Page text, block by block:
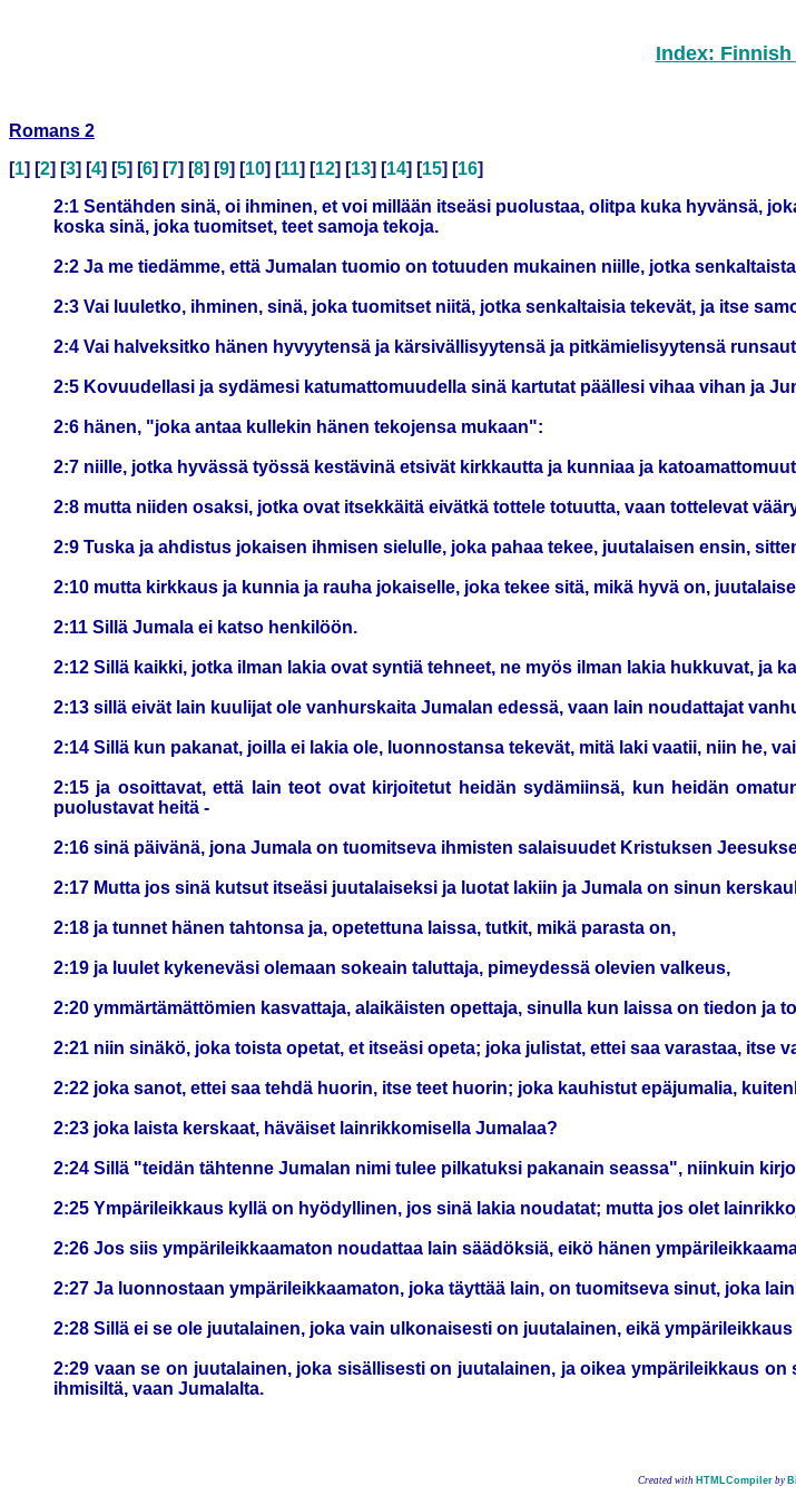
Index: Finnish
Romans 2
[1] [2] [3] [4] [5] [6] [7] [8] [9] [10] [11] [12] [13] [14] [15] [16]
2:1 Sentähden sinä, oi ihminen, et voi millään itseäsi puolustaa, olitpa kuka hyvänsä,
koska sinä, joka tuomitset, teet samoja tekoja.
2:2 Ja me tiedämme, että Jumalan tuomio on totuuden mukainen niille, jotka
2:3 Vai luuletko, ihminen, sinä, joka tuomitset niitä, jotka senkaltaisia tekevät, ja itse
2:4 Vai halveksitko hänen hyvyytensä ja kärsivällisyytensä ja pitkämielisyytensä
2:5 Kovuudellasi ja sydämesi katumattomuudella sinä kartutat päällesi vihaa vihan ja
2:6 hänen, "joka antaa kullekin hänen tekojensa mukaan":
2:7 niille, jotka hyvässä työssä kestävinä etsivät kirkkautta ja kunniaa ja
2:8 mutta niiden osaksi, jotka ovat itsekkäitä eivätkä tottele totuutta, vaan tottelevat
2:9 Tuska ja ahdistus jokaisen ihmisen sielulle, joka pahaa tekee, juutalaisen ensin,
2:10 mutta kirkkaus ja kunnia ja rauha jokaiselle, joka tekee sitä, mikä hyvä on,
2:11 Sillä Jumala ei katso henkilöön.
2:12 Sillä kaikki, jotka ilman lakia ovat syntiä tehneet, ne myös ilman lakia hukkuvat, ja
2:13 sillä eivät lain kuulijat ole vanhurskaita Jumalan edessä, vaan lain noudattajat
2:14 Sillä kun pakanat, joilla ei lakia ole, luonnostansa tekevät, mitä laki vaatii, niin he,
2:15 ja osoittavat, että lain teot ovat kirjoitetut heidän sydämiinsä, kun heidän
puolustavat heitä -
2:16 sinä päivänä, jona Jumala on tuomitseva ihmisten salaisuudet Kristuksen
2:17 Mutta jos sinä kutsut itseäsi juutalaiseksi ja luotat lakiin ja Jumala on sinun
2:18 ja tunnet hänen tahtonsa ja, opetettuna laissa, tutkit, mikä parasta on,
2:19 ja luulet kykeneväsi olemaan sokeain taluttaja, pimeydessä olevien valkeus,
2:20 ymmärtämättömien kasvattaja, alaikäisten opettaja, sinulla kun laissa on tiedon ja
2:21 niin sinäkö, joka toista opetat, et itseäsi opeta; joka julistat, ettei saa varastaa, itse
2:22 joka sanot, ettei saa tehdä huorin, itse teet huorin; joka kauhistut epäjumalia,
2:23 joka laista kerskaat, häväiset lainrikkomisella Jumalaa?
2:24 Sillä "teidän tähtenne Jumalan nimi tulee pilkatuksi pakanain seassa", niinkuin
2:25 Ympärileikkaus kyllä on hyödyllinen, jos sinä lakia noudatat; mutta jos olet
2:26 Jos siis ympärileikkaamaton noudattaa lain säädöksiä, eikö hänen
2:27 Ja luonnostaan ympärileikkaamaton, joka täyttää lain, on tuomitseva sinut, joka
2:28 Sillä ei se ole juutalainen, joka vain ulkonaisesti on juutalainen, eikä
2:29 vaan se on juutalainen, joka sisällisesti on juutalainen, ja oikea ympärileikkaus
ihmisiltä, vaan Jumalalta.
Created with HTMLCompilerby